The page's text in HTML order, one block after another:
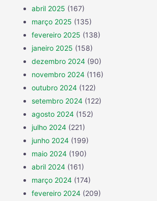
abril 2025 (167)
março 2025 (135)
fevereiro 2025 (138)
janeiro 2025 (158)
dezembro 2024 (90)
novembro 2024 (116)
outubro 2024 (122)
setembro 2024 (122)
agosto 2024 (152)
julho 2024 (221)
junho 2024 (199)
maio 2024 (190)
abril 2024 (161)
março 2024 (174)
fevereiro 2024 (209)